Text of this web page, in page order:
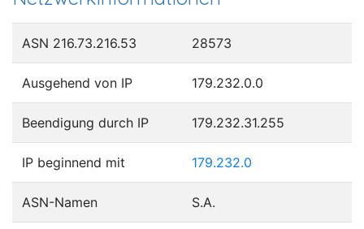
ASN 216.73.216.53 28573
Ausgehend von IP 179.232.0.0
Beendigung durch IP 179.232.31.255
IP beginnend mit 179.232.0
ASN-Namen S.A.